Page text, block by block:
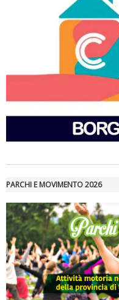
Ddl Lobby, Uisp: “Il
La formazione Uisp
PARCHI E MOVIMENTO 2026